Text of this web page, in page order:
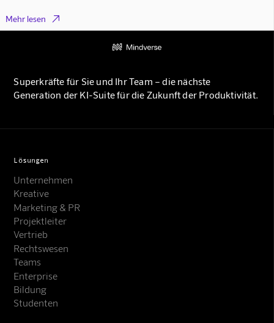
Mehr lesen 
Superkräfte für Sie und Ihr Team – die nächste
Generation der KI-Suite für die Zukunft der Produktivität.
Lösungen
Unternehmen
Kreative
Marketing & PR
Projektleiter
Vertrieb
Rechtswesen
Teams
Enterprise
Bildung
Studenten